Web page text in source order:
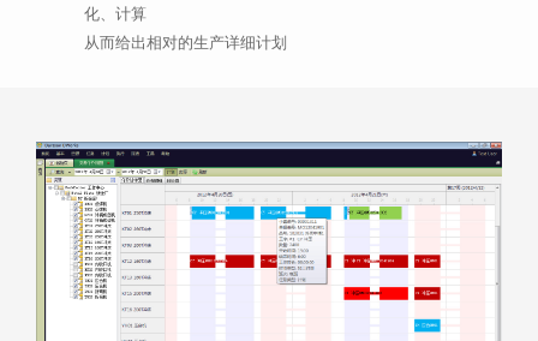
化、计算
从而给出相对的生产详细计划